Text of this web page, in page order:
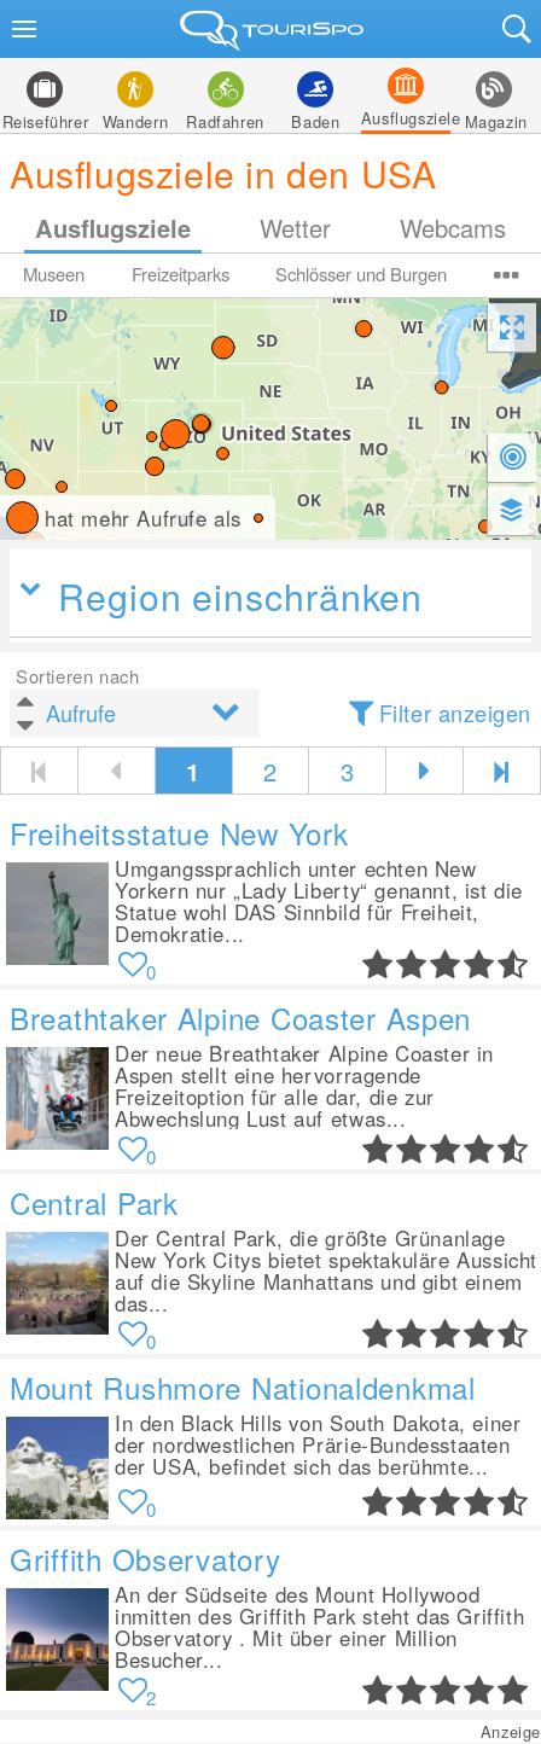
Reiseführer Wandern Radfahren Baden Ausflugsziele Magazin
Ausflugsziele in den USA
Ausflugsziele Wetter Webcams
Museen Freizeitparks Schlösser und Burgen
hat mehr Aufrufe als
Region einschränken
Sortieren nach
Filter anzeigen
1 2 3
Freiheitsstatue New York
Umgangssprachlich unter echten New
Yorkern nur „Lady Liberty“ genannt, ist die
Statue wohl DAS Sinnbild für Freiheit,
Demokratie...
0
Breathtaker Alpine Coaster Aspen
Der neue Breathtaker Alpine Coaster in
Aspen stellt eine hervorragende
Freizeitoption für alle dar, die zur
Abwechslung Lust auf etwas...
0
Central Park
Der Central Park, die größte Grünanlage
New York Citys bietet spektakuläre Aussicht
auf die Skyline Manhattans und gibt einem
das...
0
Mount Rushmore Nationaldenkmal
In den Black Hills von South Dakota, einer
der nordwestlichen Prärie-Bundesstaaten
der USA, befindet sich das berühmte...
0
Griffith Observatory
An der Südseite des Mount Hollywood
inmitten des Griffith Park steht das Griffith
Observatory . Mit über einer Million
Besucher...
2
Anzeige